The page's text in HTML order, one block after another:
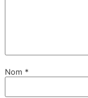
Nom *